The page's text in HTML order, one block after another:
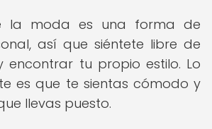
la moda es una forma de
así que siéntete libre de
encontrar tu propio estilo. Lo
es que te sientas cómodo y
llevas puesto.